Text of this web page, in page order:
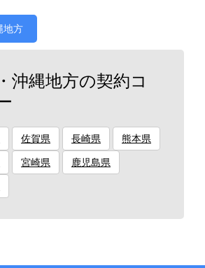
地方
沖縄地方の契約コ
佐賀県 長崎県 熊本県
宮崎県 鹿児島県